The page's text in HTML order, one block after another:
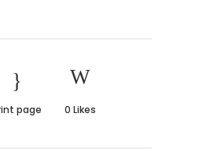
page 0 Likes